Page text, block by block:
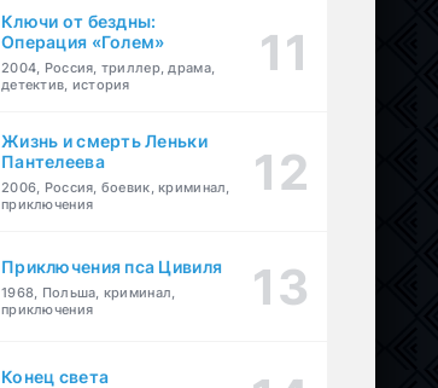
Ключи от бездны:
Операция «Голем»
2004, Россия, триллер, драма,
детектив, история
Жизнь и смерть Леньки
Пантелеева
2006, Россия, боевик, криминал,
приключения
Приключения пса Цивиля
1968, Польша, криминал,
приключения
Конец света